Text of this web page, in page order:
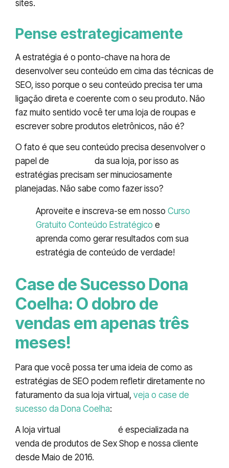
sites.
Pense estrategicamente
A estratégia é o ponto-chave na hora de
desenvolver seu conteúdo em cima das técnicas de
SEO, isso porque o seu conteúdo precisa ter uma
ligação direta e coerente com o seu produto. Não
faz muito sentido você ter uma loja de roupas e
escrever sobre produtos eletrônicos, não é?
O fato é que seu conteúdo precisa desenvolver o
papel de
da sua loja, por isso as
estratégias precisam ser minuciosamente
planejadas. Não sabe como fazer isso?
Aproveite e inscreva-se em nosso Curso
Gratuito Conteúdo Estratégico e
aprenda como gerar resultados com sua
estratégia de conteúdo de verdade!
Case de Sucesso Dona
Coelha: O dobro de
vendas em apenas três
meses!
Para que você possa ter uma ideia de como as
estratégias de SEO podem refletir diretamente no
faturamento da sua loja virtual, veja o case de
sucesso da Dona Coelha:
A loja virtual
é especializada na
venda de produtos de Sex Shop e nossa cliente
desde Maio de 2016.